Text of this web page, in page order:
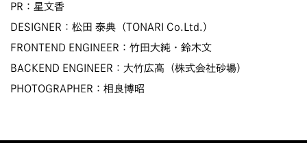
PR：星文香
DESIGNER：松田 泰典（TONARI Co.Ltd.）
FRONTEND ENGINEER：竹田大純・鈴木文
BACKEND ENGINEER：大竹広高（株式会社砂場）
PHOTOGRAPHER：相良博昭